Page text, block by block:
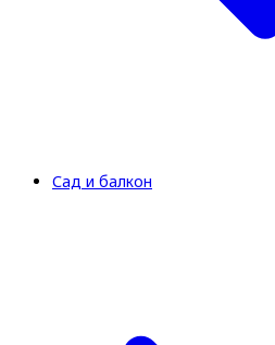
Сад и балкон